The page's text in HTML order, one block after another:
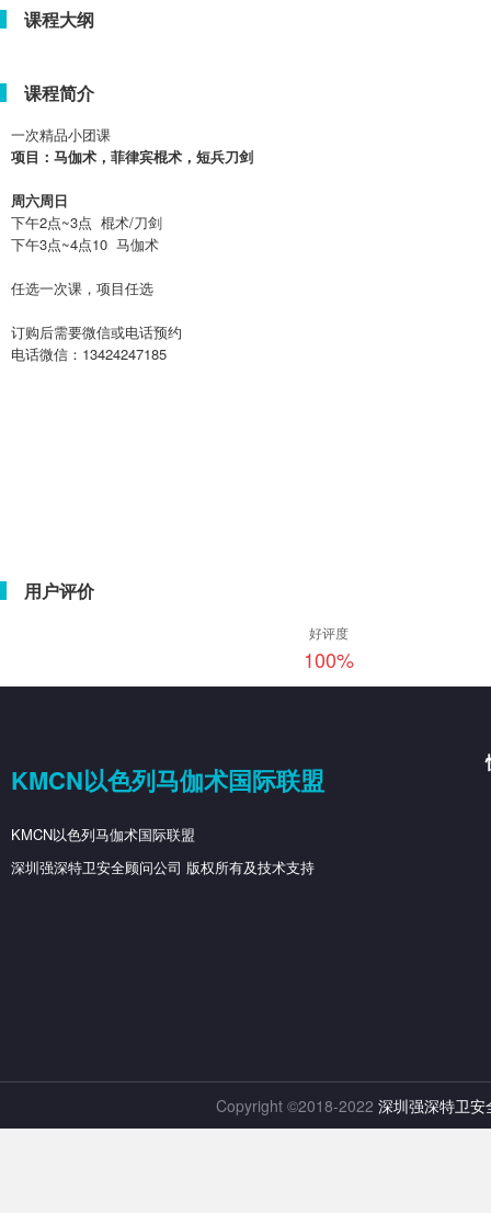
课程大纲
课程简介
一次精品小团课
项目：马伽术，菲律宾棍术，短兵刀剑
周六周日
下午2点~3点 棍术/刀剑
下午3点~4点10 马伽术
任选一次课，项目任选
订购后需要微信或电话预约
电话微信：13424247185
用户评价
好评度
100%
KMCN以色列马伽术国际联盟
KMCN以色列马伽术国际联盟
深圳强深特卫安全顾问公司 版权所有及技术支持
Copyright ©2018-2022 深圳强深特卫